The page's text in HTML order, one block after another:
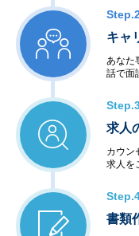
キャ
あなた
話で面
求人
カウン
求人を
書類